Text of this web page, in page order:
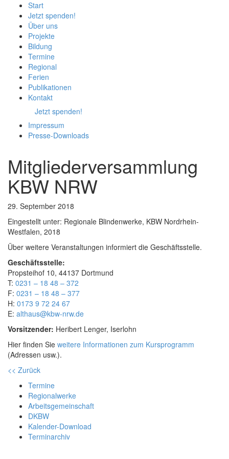
Start
Jetzt spenden!
Über uns
Projekte
Bildung
Termine
Regional
Ferien
Publikationen
Kontakt
Jetzt spenden!
Impressum
Presse-Downloads
Mitgliederversammlung
KBW NRW
29. September 2018
Eingestellt unter: Regionale Blindenwerke, KBW Nordrhein-
Westfalen, 2018
Über weitere Veranstaltungen informiert die Geschäftsstelle.
Geschäftsstelle:
Propsteihof 10, 44137 Dortmund
T: 0231 – 18 48 – 372
F: 0231 – 18 48 – 377
H: 0173 9 72 24 67
E: althaus@kbw-nrw.de
Vorsitzender: Heribert Lenger, Iserlohn
Hier finden Sie weitere Informationen zum Kursprogramm
(Adressen usw.).
<< Zurück
Termine
Regionalwerke
Arbeitsgemeinschaft
DKBW
Kalender-Download
Terminarchiv